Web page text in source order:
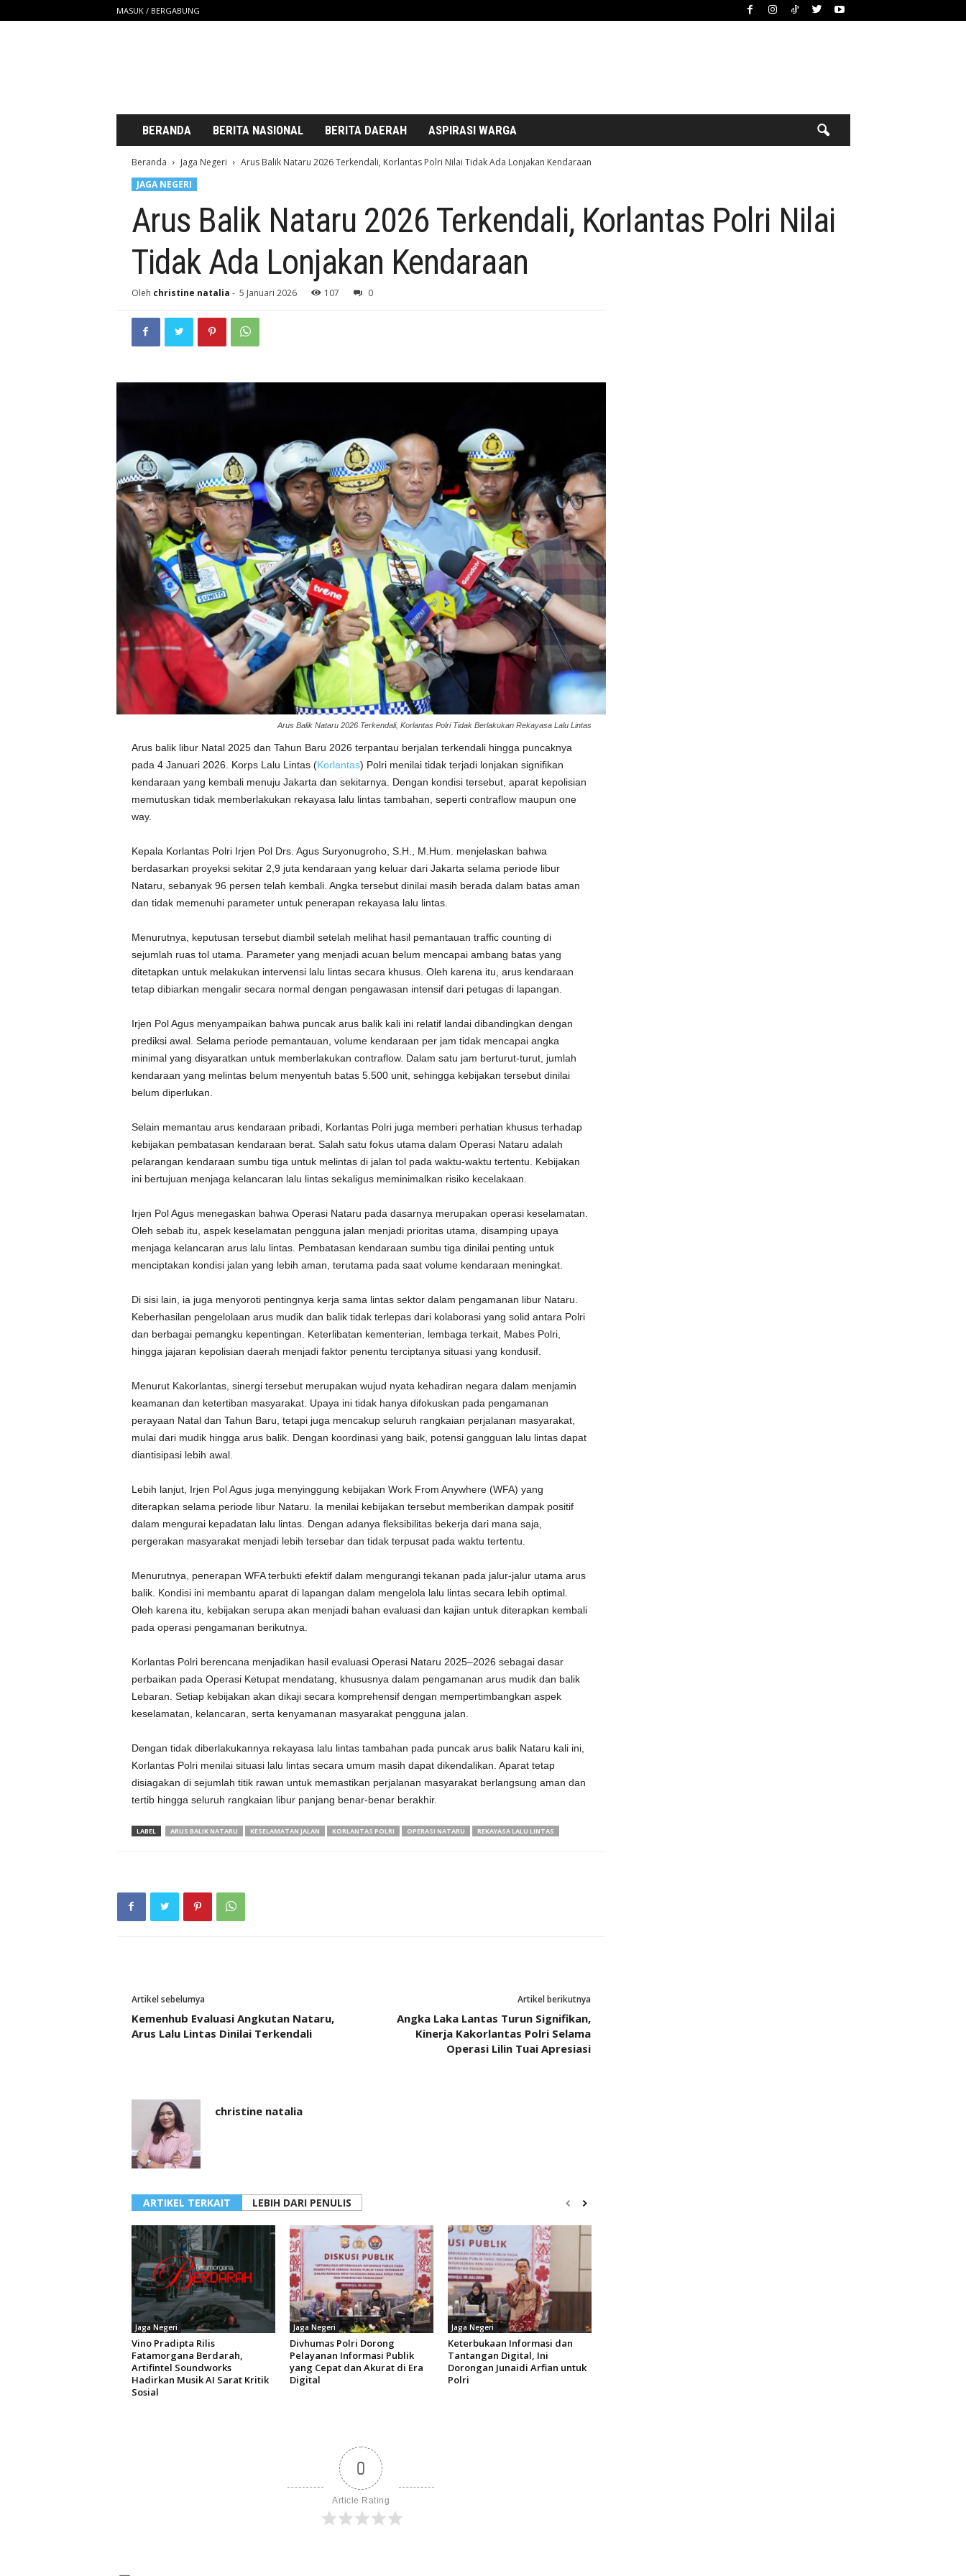
MASUK / BERGABUNG
BERANDA BERITA NASIONAL BERITA DAERAH ASPIRASI WARGA
Beranda Jaga Negeri
Arus Balik Nataru 2026 Terkendali, Korlantas Polri Nilai Tidak Ada Lonjakan Kendaraan
JAGA NEGERI
Arus Balik Nataru 2026 Terkendali, Korlantas Polri Nilai
Tidak Ada Lonjakan Kendaraan
Oleh christine natalia - 5 Januari 2026 107 0
Arus Balik Nataru 2026 Terkendali, Korlantas Polri Tidak Berlakukan Rekayasa Lalu Lintas
Arus balik libur Natal 2025 dan Tahun Baru 2026 terpantau berjalan terkendali hingga puncaknya
pada 4 Januari 2026. Korps Lalu Lintas (Korlantas) Polri menilai tidak terjadi lonjakan signifikan
kendaraan yang kembali menuju Jakarta dan sekitarnya. Dengan kondisi tersebut, aparat kepolisian
memutuskan tidak memberlakukan rekayasa lalu lintas tambahan, seperti contraflow maupun one
way.
Kepala Korlantas Polri Irjen Pol Drs. Agus Suryonugroho, S.H., M.Hum. menjelaskan bahwa
berdasarkan proyeksi sekitar 2,9 juta kendaraan yang keluar dari Jakarta selama periode libur
Nataru, sebanyak 96 persen telah kembali. Angka tersebut dinilai masih berada dalam batas aman
dan tidak memenuhi parameter untuk penerapan rekayasa lalu lintas.
Menurutnya, keputusan tersebut diambil setelah melihat hasil pemantauan traffic counting di
sejumlah ruas tol utama. Parameter yang menjadi acuan belum mencapai ambang batas yang
ditetapkan untuk melakukan intervensi lalu lintas secara khusus. Oleh karena itu, arus kendaraan
tetap dibiarkan mengalir secara normal dengan pengawasan intensif dari petugas di lapangan.
Irjen Pol Agus menyampaikan bahwa puncak arus balik kali ini relatif landai dibandingkan dengan
prediksi awal. Selama periode pemantauan, volume kendaraan per jam tidak mencapai angka
minimal yang disyaratkan untuk memberlakukan contraflow. Dalam satu jam berturut-turut, jumlah
kendaraan yang melintas belum menyentuh batas 5.500 unit, sehingga kebijakan tersebut dinilai
belum diperlukan.
Selain memantau arus kendaraan pribadi, Korlantas Polri juga memberi perhatian khusus terhadap
kebijakan pembatasan kendaraan berat. Salah satu fokus utama dalam Operasi Nataru adalah
pelarangan kendaraan sumbu tiga untuk melintas di jalan tol pada waktu-waktu tertentu. Kebijakan
ini bertujuan menjaga kelancaran lalu lintas sekaligus meminimalkan risiko kecelakaan.
Irjen Pol Agus menegaskan bahwa Operasi Nataru pada dasarnya merupakan operasi keselamatan.
Oleh sebab itu, aspek keselamatan pengguna jalan menjadi prioritas utama, disamping upaya
menjaga kelancaran arus lalu lintas. Pembatasan kendaraan sumbu tiga dinilai penting untuk
menciptakan kondisi jalan yang lebih aman, terutama pada saat volume kendaraan meningkat.
Di sisi lain, ia juga menyoroti pentingnya kerja sama lintas sektor dalam pengamanan libur Nataru.
Keberhasilan pengelolaan arus mudik dan balik tidak terlepas dari kolaborasi yang solid antara Polri
dan berbagai pemangku kepentingan. Keterlibatan kementerian, lembaga terkait, Mabes Polri,
hingga jajaran kepolisian daerah menjadi faktor penentu terciptanya situasi yang kondusif.
Menurut Kakorlantas, sinergi tersebut merupakan wujud nyata kehadiran negara dalam menjamin
keamanan dan ketertiban masyarakat. Upaya ini tidak hanya difokuskan pada pengamanan
perayaan Natal dan Tahun Baru, tetapi juga mencakup seluruh rangkaian perjalanan masyarakat,
mulai dari mudik hingga arus balik. Dengan koordinasi yang baik, potensi gangguan lalu lintas dapat
diantisipasi lebih awal.
Lebih lanjut, Irjen Pol Agus juga menyinggung kebijakan Work From Anywhere (WFA) yang
diterapkan selama periode libur Nataru. Ia menilai kebijakan tersebut memberikan dampak positif
dalam mengurai kepadatan lalu lintas. Dengan adanya fleksibilitas bekerja dari mana saja,
pergerakan masyarakat menjadi lebih tersebar dan tidak terpusat pada waktu tertentu.
Menurutnya, penerapan WFA terbukti efektif dalam mengurangi tekanan pada jalur-jalur utama arus
balik. Kondisi ini membantu aparat di lapangan dalam mengelola lalu lintas secara lebih optimal.
Oleh karena itu, kebijakan serupa akan menjadi bahan evaluasi dan kajian untuk diterapkan kembali
pada operasi pengamanan berikutnya.
Korlantas Polri berencana menjadikan hasil evaluasi Operasi Nataru 2025–2026 sebagai dasar
perbaikan pada Operasi Ketupat mendatang, khususnya dalam pengamanan arus mudik dan balik
Lebaran. Setiap kebijakan akan dikaji secara komprehensif dengan mempertimbangkan aspek
keselamatan, kelancaran, serta kenyamanan masyarakat pengguna jalan.
Dengan tidak diberlakukannya rekayasa lalu lintas tambahan pada puncak arus balik Nataru kali ini,
Korlantas Polri menilai situasi lalu lintas secara umum masih dapat dikendalikan. Aparat tetap
disiagakan di sejumlah titik rawan untuk memastikan perjalanan masyarakat berlangsung aman dan
tertib hingga seluruh rangkaian libur panjang benar-benar berakhir.
LABEL ARUS BALIK NATARU KESELAMATAN JALAN KORLANTAS POLRI OPERASI NATARU REKAYASA LALU LINTAS
Artikel sebelumya
Kemenhub Evaluasi Angkutan Nataru,
Arus Lalu Lintas Dinilai Terkendali
Artikel berikutnya
Angka Laka Lantas Turun Signifikan,
Kinerja Kakorlantas Polri Selama
Operasi Lilin Tuai Apresiasi
christine natalia
ARTIKEL TERKAIT LEBIH DARI PENULIS
Jaga Negeri
Vino Pradipta Rilis
Fatamorgana Berdarah,
Artifintel Soundworks
Hadirkan Musik AI Sarat Kritik
Sosial
Jaga Negeri
Divhumas Polri Dorong
Pelayanan Informasi Publik
yang Cepat dan Akurat di Era
Digital
Jaga Negeri
Keterbukaan Informasi dan
Tantangan Digital, Ini
Dorongan Junaidi Arfian untuk
Polri
0
Article Rating